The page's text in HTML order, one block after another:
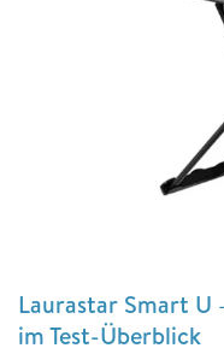
Laurastar Smart U
im Test-Überblick